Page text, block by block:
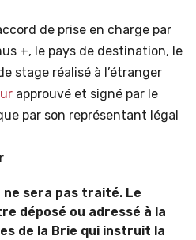
de prise en charge par
+, le pays de destination, le
stage réalisé à l’étranger
approuvé et signé par le
par son représentant légal
sera pas traité. Le
déposé ou adressé à la
de la Brie qui instruit la